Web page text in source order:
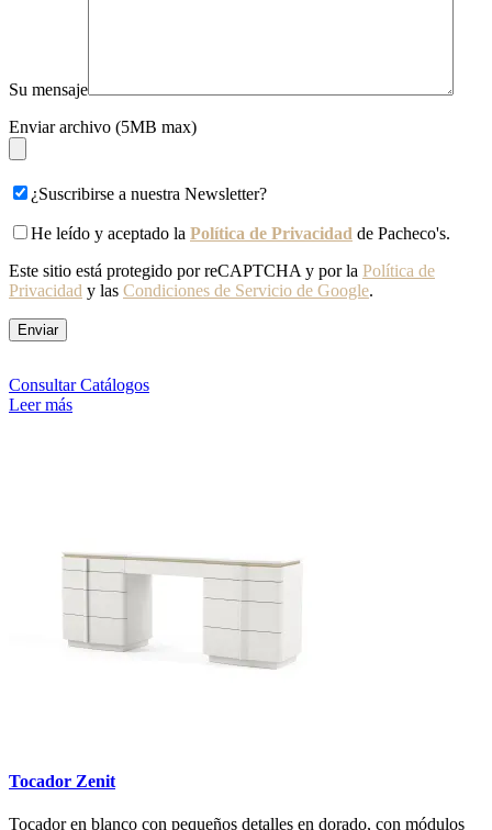
Su mensaje
Enviar archivo (5MB max)
¿Suscribirse a nuestra Newsletter?
He leído y aceptado la Política de Privacidad de Pacheco's.
Este sitio está protegido por reCAPTCHA y por la Política de
Privacidad y las Condiciones de Servicio de Google.
Consultar Catálogos
Leer más
Tocador Zenit
Tocador en blanco con pequeños detalles en dorado, con módulos